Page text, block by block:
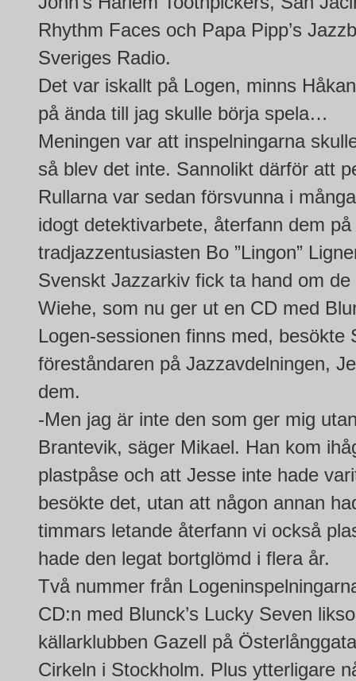
Rhythm Faces och Papa Pipp’s
Sveriges Radio.
Det var iskallt på Logen, minns
på ända till jag skulle börja spela…
Meningen var att inspelningarna
så blev det inte. Sannolikt därför att
Rullarna var sedan försvunna i
idogt detektivarbete, återfann dem
tradjazzentusiasten Bo ”Lingon”
Svenskt Jazzarkiv fick ta hand om
Wiehe, som nu ger ut en CD med
Logen-sessionen finns med, besökte
föreståndaren på Jazzavdelningen,
dem.
-Men jag är inte den som ger mig
Brantevik, säger Mikael. Han kom
plastpåse och att Jesse inte hade
besökte det, utan att någon annan
timmars letande återfann vi också
hade den legat bortglömd i flera år.
Två nummer från
CD:n med Blunck’s Lucky Seven
källarklubben Gazell på
Cirkeln i Stockholm. Plus ytterligare